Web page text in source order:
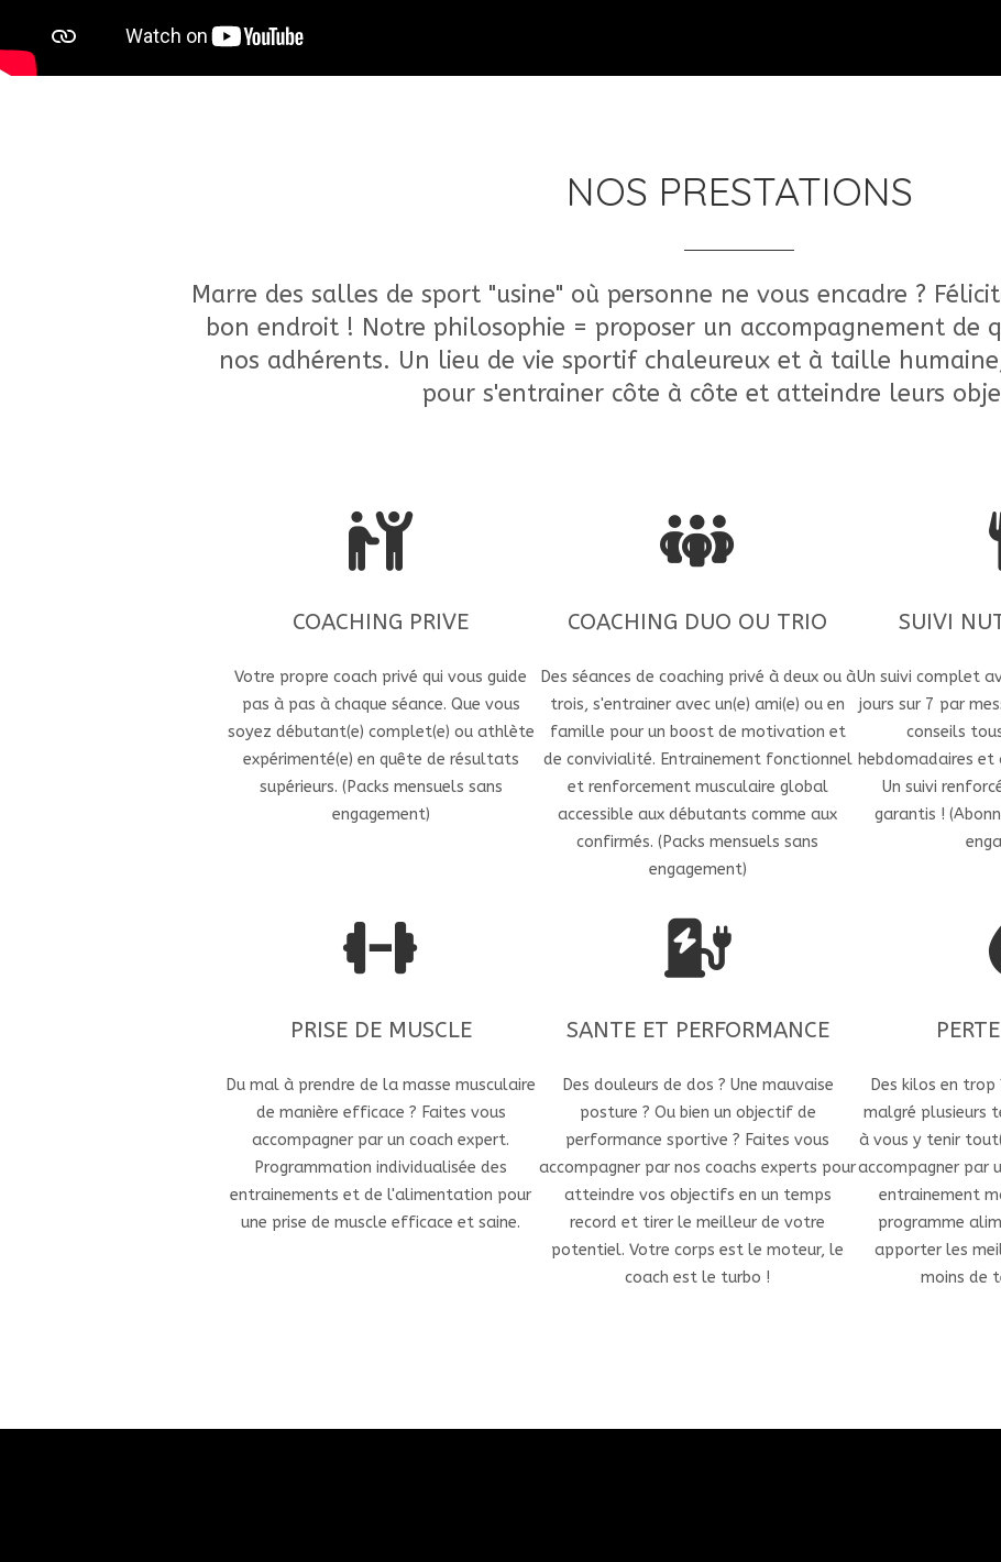
NOS PRESTATIONS
Marre des salles de sport "usine" où personne ne vous encadre ?
bon endroit ! Notre philosophie = proposer un accompagnement de
nos adhérents. Un lieu de vie sportif chaleureux et à taille
pour s'entrainer côte à côte et atteindre leurs
COACHING PRIVE
Votre propre coach privé qui vous guide
pas à pas à chaque séance. Que vous
soyez débutant(e) complet(e) ou athlète
expérimenté(e) en quête de résultats
supérieurs. (Packs mensuels sans
engagement)
COACHING DUO OU TRIO
Des séances de coaching privé à deux ou à
trois, s'entrainer avec un(e) ami(e) ou en
famille pour un boost de motivation et
de convivialité. Entrainement fonctionnel
et renforcement musculaire global
accessible aux débutants comme aux
confirmés. (Packs mensuels sans
engagement)
SUIVI
Un suivi complet
jours sur 7 par
conseils
hebdomadaires
Un suivi
garantis !
PRISE DE MUSCLE
Du mal à prendre de la masse musculaire
de manière efficace ? Faites vous
accompagner par un coach expert.
Programmation individualisée des
entrainements et de l'alimentation pour
une prise de muscle efficace et saine.
SANTE ET PERFORMANCE
Des douleurs de dos ? Une mauvaise
posture ? Ou bien un objectif de
performance sportive ? Faites vous
accompagner par nos coachs experts pour
atteindre vos objectifs en un temps
record et tirer le meilleur de votre
potentiel. Votre corps est le moteur, le
coach est le turbo !
Des kilos en
malgré plusieurs
à vous y tenir
accompagner par
entrainement
programme
apporter les
moins de